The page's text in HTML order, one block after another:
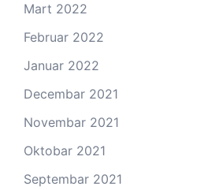
Mart 2022
Februar 2022
Januar 2022
Decembar 2021
Novembar 2021
Oktobar 2021
Septembar 2021